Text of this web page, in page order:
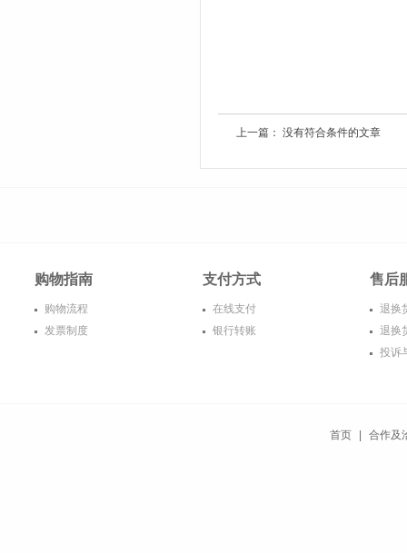
上一篇： 没有符合条件的文章
购物指南
购物流程
发票制度
支付方式
在线支付
银行转账
售后
退换
退换
投诉
首页 合作及